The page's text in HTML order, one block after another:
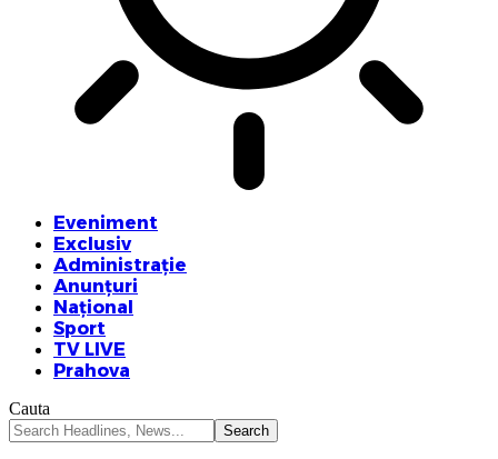
Eveniment
Exclusiv
Administrație
Anunțuri
Național
Sport
TV LIVE
Prahova
Cauta